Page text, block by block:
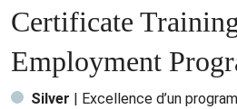
Certificate
Employment
Silver | Excellence d’un